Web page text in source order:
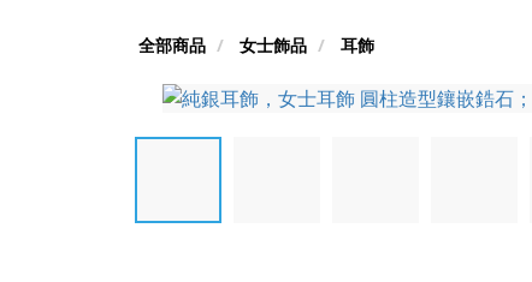
全部商品 女士飾品 耳飾